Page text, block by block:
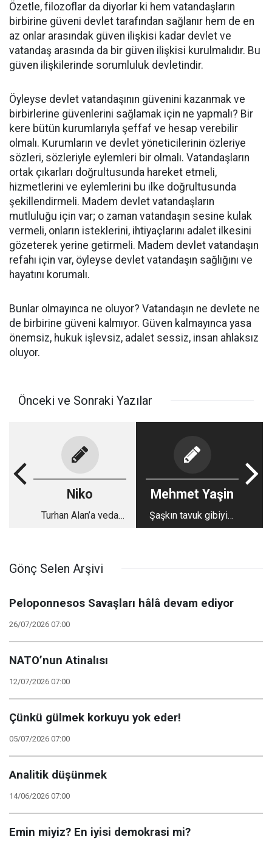
Özetle, filozoflar da diyorlar ki hem vatandaşların
birbirine güveni devlet tarafından sağlanır hem de en
az onlar arasındak güven ilişkisi kadar devlet ve
vatandaş arasında da bir güven ilişkisi kurulmalıdır. Bu
güven ilişkilerinde sorumluluk devletindir.
Öyleyse devlet vatandaşının güvenini kazanmak ve
birbirlerine güvenlerini sağlamak için ne yapmalı? Bir
kere bütün kurumlarıyla şeffaf ve hesap verebilir
olmalı. Kurumların ve devlet yöneticilerinin özleriye
sözleri, sözleriyle eylemleri bir olmalı. Vatandaşların
ortak çıkarları doğrultusunda hareket etmeli,
hizmetlerini ve eylemlerini bu ilke doğrultusunda
şekillendirmeli. Madem devlet vatandaşların
mutluluğu için var; o zaman vatandaşın sesine kulak
vermeli, onların isteklerini, ihtiyaçlarını adalet ilkesini
gözeterek yerine getirmeli. Madem devlet vatandaşın
refahı için var, öyleyse devlet vatandaşın sağlığını ve
hayatını korumalı.
Bunlar olmayınca ne oluyor? Vatandaşın ne devlete ne
de birbirine güveni kalmıyor. Güven kalmayınca yasa
önemsiz, hukuk işlevsiz, adalet sessiz, insan ahlaksız
oluyor.
Önceki ve Sonraki Yazılar
Niko
Turhan Alan’a veda
Mehmet Yaşin
Şaşkın tavuk gibiyiz,
ne yiyeceğiz?
Gönç Selen Arşivi
Peloponnesos Savaşları hâlâ devam ediyor
26/07/2026 07:00
NATO’nun Atinalısı
12/07/2026 07:00
Çünkü gülmek korkuyu yok eder!
05/07/2026 07:00
Analitik düşünmek
14/06/2026 07:00
Emin miyiz? En iyisi demokrasi mi?